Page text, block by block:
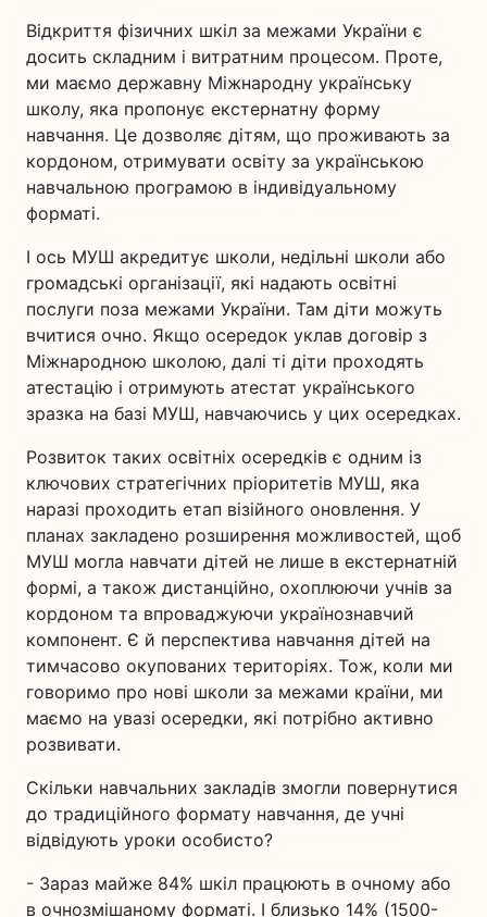
Відкриття фізичних шкіл за межами України є
досить складним і витратним процесом. Проте,
ми маємо державну Міжнародну українську
школу, яка пропонує екстернатну форму
навчання. Це дозволяє дітям, що проживають за
кордоном, отримувати освіту за українською
навчальною програмою в індивідуальному
форматі.
І ось МУШ акредитує школи, недільні школи або
громадські організації, які надають освітні
послуги поза межами України. Там діти можуть
вчитися очно. Якщо осередок уклав договір з
Міжнародною школою, далі ті діти проходять
атестацію і отримують атестат українського
зразка на базі МУШ, навчаючись у цих осередках.
Розвиток таких освітніх осередків є одним із
ключових стратегічних пріоритетів МУШ, яка
наразі проходить етап візійного оновлення. У
планах закладено розширення можливостей, щоб
МУШ могла навчати дітей не лише в екстернатній
формі, а також дистанційно, охоплюючи учнів за
кордоном та впроваджуючи українознавчий
компонент. Є й перспектива навчання дітей на
тимчасово окупованих територіях. Тож, коли ми
говоримо про нові школи за межами країни, ми
маємо на увазі осередки, які потрібно активно
розвивати.
Скільки навчальних закладів змогли повернутися
до традиційного формату навчання, де учні
відвідують уроки особисто?
- Зараз майже 84% шкіл працюють в очному або
в очнозмішаному форматі. І близько 14% (1500-